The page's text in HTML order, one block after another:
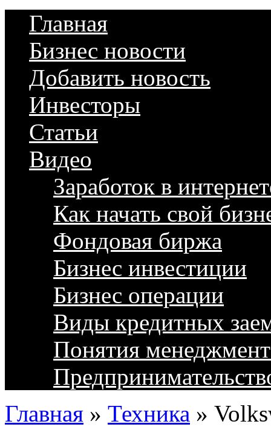
Главная
Бизнес новости
Добавить новость
Инвесторы
Статьи
Видео
Заработок в
Как начать свой
Фондовая биржа
Бизнес инвестиции
Бизнес операции
Виды кредитных
Понятия
Главная » Техника »